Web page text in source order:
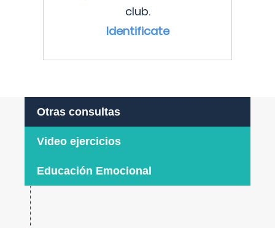
club.
Identificate
Otras consultas
Video ejercicios
Educación Emocional